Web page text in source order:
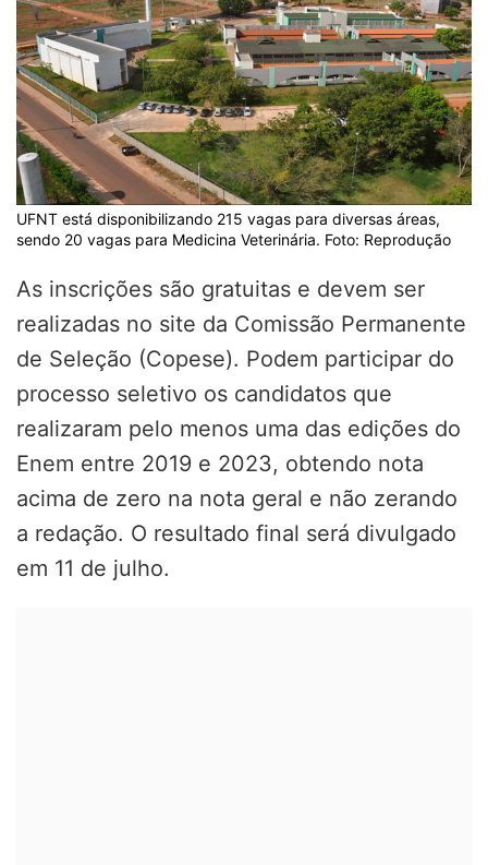
UFNT está disponibilizando 215 vagas para diversas áreas,
sendo 20 vagas para Medicina Veterinária. Foto: Reprodução
As inscrições são gratuitas e devem ser
realizadas no site da Comissão Permanente
de Seleção (Copese). Podem participar do
processo seletivo os candidatos que
realizaram pelo menos uma das edições do
Enem entre 2019 e 2023, obtendo nota
acima de zero na nota geral e não zerando
a redação. O resultado final será divulgado
em 11 de julho.